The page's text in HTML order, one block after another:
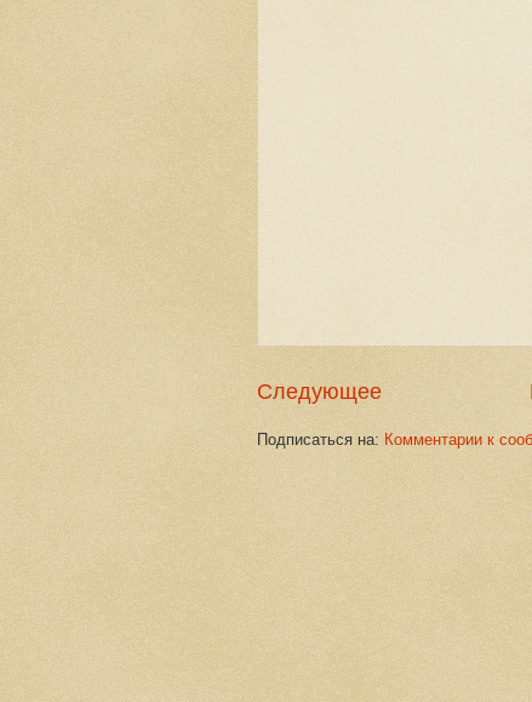
Следующее
Подписаться на: Комментарии к